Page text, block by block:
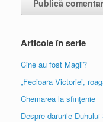
Articole în serie
Cine au fost Magii?
„Fecioara Victoriei,
Chemarea la sfinţenie
Despre darurile